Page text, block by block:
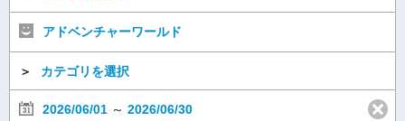
アドベンチャーワールド
＞ カテゴリを選択
2026/06/01 ～ 2026/06/30